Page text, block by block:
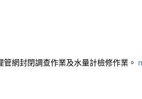
網封閉調查作業及水量計檢修作業。